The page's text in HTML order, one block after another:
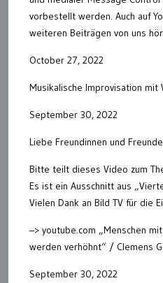
vorbestellt werden. Auch auf
weiteren Beiträgen von uns
October 27, 2022
Musikalische Improvisation mit
September 30, 2022
Liebe Freundinnen und
Bitte teilt dieses Video zum
Es ist ein Ausschnitt aus
Vielen Dank an Bild TV für die
–> youtube.com „Menschen
werden verhöhnt“ / Clemens
September 30, 2022